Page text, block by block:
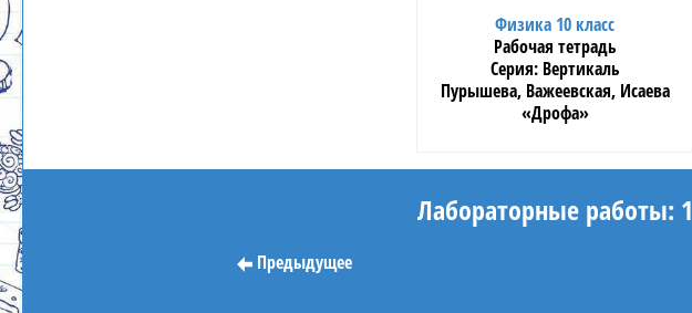
Физика 10 класс
Рабочая тетрадь
Вертикаль
Пурышева, Важеевская, Исаева
«Дрофа»
Лабораторные работы: 1
Предыдущее